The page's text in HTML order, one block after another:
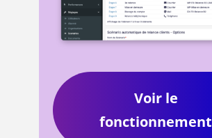
Voir le
fonctionnement